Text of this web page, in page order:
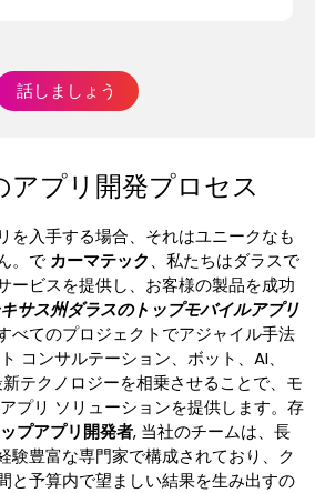
話しましょう
アプリ開発プロセス
を入手する場合、それはユニークなも
。で カーマテック、私たちはダラスで
ービスを提供し、お客様の製品を成功
サス州ダラスのトップモバイルアプリ
べてのプロジェクトでアジャイル手法
コンサルテーション、ボット、AI、
テクノロジーを相乗させることで、モ
プリ ソリューションを提供します。存
プアプリ開発者, 当社のチームは、長
験豊富な専門家で構成されており、ク
と予算内で望ましい結果を生み出すの